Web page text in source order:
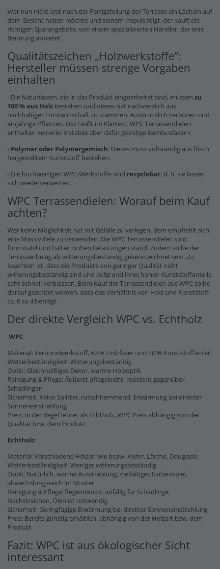
Wer nun nicht erst nach der Fertigstellung der Terrasse ein Lächeln auf
dem Gesicht haben möchte und seinem Impuls folgt, der kauft die
richtigen Sparangebote, von einem spezialisierten Händler, der eine
Beratung anbietet.
Qualitätszeichen „Holzwerkstoffe“:
Hersteller müssen strenge Vorgaben
einhalten
- Die Naturfasern, die in das Produkt eingearbeitet sind, müssen zu
100 % aus Holz bestehen und dieses hat nachweislich aus
nachhaltiger Forstwirtschaft zu stammen. Ausdrücklich verboten sind
einjährige Pflanzen. Das heißt im Klartext: WPC Terrassendielen
enthalten keinerlei instabile aber dafür günstige Bambusfasern.
- Polymer oder Polymergemisch: Dieses muss vollständig aus frisch
hergestelltem Kunststoff bestehen.
- Die hochwertigen WPC-Werkstoffe sind recyclebar, d. h. sie lassen
sich wiederverwerten.
WPC Terrassendielen: Worauf beim Kauf
achten?
Wer keine Möglichkeit hat mit Gefälle zu verlegen, dem empfiehlt sich
eine Massivdiele zu verwenden. Die WPC Terrassendielen sind
formstabil und halten hohen Belastungen stand. Zudem sollte der
Terrassenbelag als witterungsbeständig gekennzeichnet sein. Zu
beachten ist, dass die Produkte von geringer Qualität nicht
witterungsbeständig sind und aufgrund ihres hohen Kunststoffanteils
sehr schnell verblassen. Beim Kauf der Terrassendielen aus WPC sollte
darauf geachtet werden, dass das Verhältnis von Holz und Kunststoff
ca. 6 zu 4 beträgt.
Der direkte Vergleich WPC vs. Echtholz
WPC
Material: Verbundwerkstoff, 60 % Holzfaser und 40 % Kunststoffanteil
Wetterbeständigkeit: Witterungsbeständig
Optik: Gleichmäßiges Dekor, warme Holzoptik
Reinigung & Pflege: Äußerst pflegeleicht, resistent gegenüber
Schädlingen
Sicherheit: Keine Splitter, rutschhemmend, Erwärmung bei direkter
Sonneneinstrahlung
Preis: In der Regel teurer als Echtholz, WPC Preis abhängig von der
Qualität bzw. dem Produkt
Echtholz
Material: Verschiedene Hölzer, wie bspw. Kiefer, Lärche, Douglasie
Wetterbeständigkeit: Weniger witterungsbeständig
Optik: Natürlich, warme Ausstrahlung, vielfältiges Farbenspiel,
abwechslungsreich im Muster
Reinigung & Pflege: flegeintensiv, anfällig für Schädlinge,
Nachstreichen, Ölen ist notwendig
Sicherheit: Geringfügige Erwärmung bei direkter Sonneneinstrahlung
Preis: Bereits günstig erhältlich, abhängig von der Holzart bzw. dem
Produkt
Fazit: WPC ist aus ökologischer Sicht
interessant